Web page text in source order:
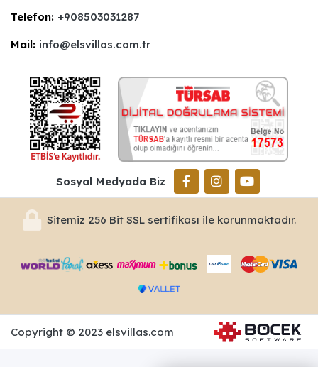
Telefon: +908503031287
Mail: info@elsvillas.com.tr
Sosyal Medyada Biz
Sitemiz 256 Bit SSL sertifikası ile korunmaktadır.
Copyright © 2023 elsvillas.com